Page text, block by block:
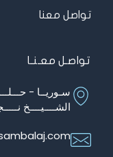
تواصل معنا
تواصـل معـنـا
سـوريــا -
الشــــيــــخ